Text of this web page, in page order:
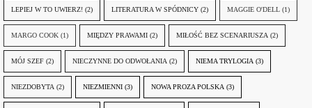
LEPIEJ W TO UWIERZ! (2) LITERATURA W SPÓDNICY (2) MAGGIE O'DELL (1)
MARGO COOK (1) MIĘDZY PRAWAMI (2) MIŁOŚĆ BEZ SCENARIUSZA (2)
MÓJ SZEF (2) NIECZYNNE DO ODWOŁANIA (2) NIEMA TRYLOGIA (3)
NIEZDOBYTA (2) NIEZMIENNI (3) NOWA PROZA POLSKA (3)